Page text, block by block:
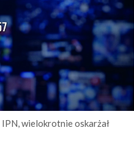
wielokrotnie oskarżał